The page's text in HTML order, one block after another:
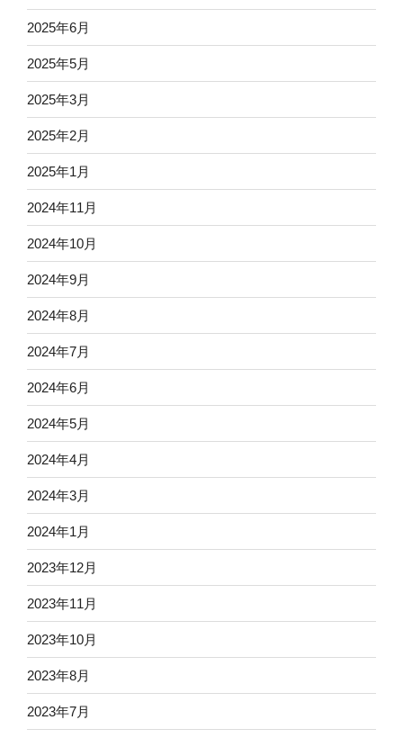
2025年6月
2025年5月
2025年3月
2025年2月
2025年1月
2024年11月
2024年10月
2024年9月
2024年8月
2024年7月
2024年6月
2024年5月
2024年4月
2024年3月
2024年1月
2023年12月
2023年11月
2023年10月
2023年8月
2023年7月